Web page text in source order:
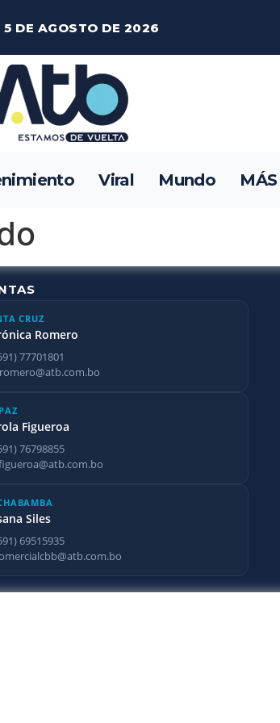
5 DE AGOSTO DE 2026
Viral Mundo MÁS
CRUZ
Romero
77701801
Figueroa
76798855
Siles
69515935